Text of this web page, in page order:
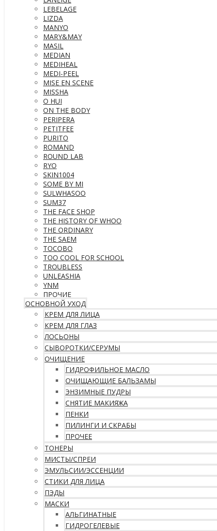
LEBELAGE
LIZDA
MANYO
MARY&MAY
MASIL
MEDIAN
MEDIHEAL
MEDI-PEEL
MISE EN SCENE
MISSHA
O HUI
ON THE BODY
PERIPERA
PETITFEE
PURITO
ROMAND
ROUND LAB
RYO
SKIN1004
SOME BY MI
SULWHASOO
SUM37
THE FACE SHOP
THE HISTORY OF WHOO
THE ORDINARY
THE SAEM
TOCOBO
TOO COOL FOR SCHOOL
TROUBLESS
UNLEASHIA
YNM
ПРОЧИЕ
ОСНОВНОЙ УХОД
КРЕМ ДЛЯ ЛИЦА
КРЕМ ДЛЯ ГЛАЗ
ЛОСЬОНЫ
СЫВОРОТКИ/СЕРУМЫ
ОЧИЩЕНИЕ
ГИДРОФИЛЬНОЕ МАСЛО
ОЧИЩАЮЩИЕ БАЛЬЗАМЫ
ЭНЗИМНЫЕ ПУДРЫ
СНЯТИЕ МАКИЯЖА
ПЕНКИ
ПИЛИНГИ И СКРАБЫ
ПРОЧЕЕ
ТОНЕРЫ
МИСТЫ/СПРЕИ
ЭМУЛЬСИИ/ЭССЕНЦИИ
СТИКИ ДЛЯ ЛИЦА
ПЭДЫ
МАСКИ
АЛЬГИНАТНЫЕ
ГИДРОГЕЛЕВЫЕ